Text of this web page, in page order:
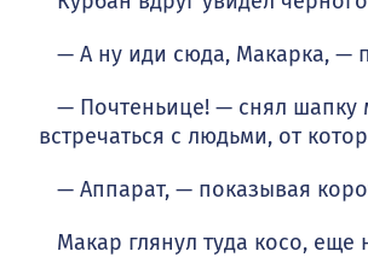
— А ну иди сюда, Макарка, —
— Почтеньице! — снял шапку
встречаться с людьми, от
— Аппарат, — показывая
Макар глянул туда косо, еще